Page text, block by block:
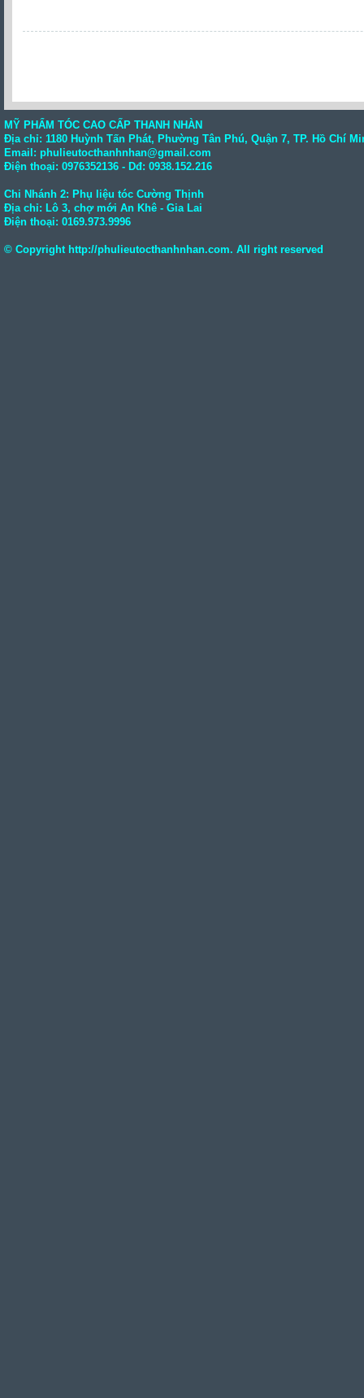
MỸ PHẨM TÓC CAO CẤP THANH NHÀN
Địa chỉ: 1180 Huỳnh Tấn Phát, Phường Tân Phú, Quận 7, TP. Hồ Chí
Email: phulieutocthanhnhan@gmail.com
Điện thoại: 0976352136 - Dđ: 0938.152.216
Chi Nhánh 2: Phụ liệu tóc Cường Thịnh
Địa chỉ: Lô 3, chợ mới An Khê - Gia Lai
Điện thoại: 0169.973.9996
© Copyright http://phulieutocthanhnhan.com. All right reserved